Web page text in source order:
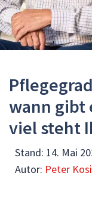
wann gibt
viel steht
Stand: 14. Mai
Autor: Peter